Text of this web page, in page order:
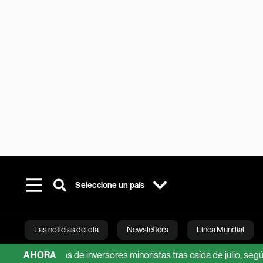
Seleccione un país
Las noticias del día Newsletters Línea Mundial
Bloomberg
AHORA
más de inversores minoristas tras caída de julio, según